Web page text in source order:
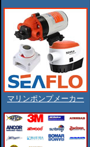
マリンポンプメーカー